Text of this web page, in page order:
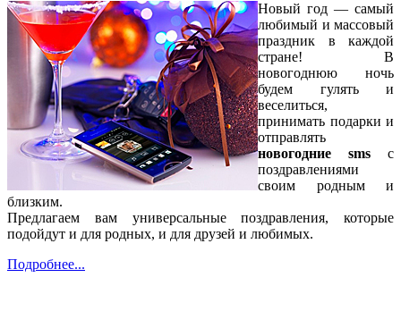
Новый год — самый
любимый и массовый
праздник в каждой
стране! В
новогоднюю ночь
будем гулять и
веселиться,
принимать подарки и
отправлять
новогодние sms с
поздравлениями
своим родным и
близким.
Предлагаем вам универсальные поздравления, которые
подойдут и для родных, и для друзей и любимых.
Подробнее...